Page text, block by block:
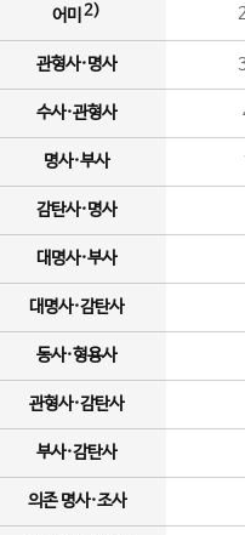
어미 2)
관형사·명사
수사·관형사
명사·부사
감탄사·명사
대명사·부사
대명사·감탄사
동사·형용사
관형사·감탄사
부사·감탄사
의존 명사·조사